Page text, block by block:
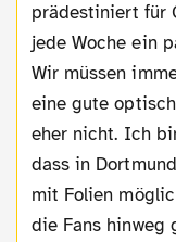
prädestiniert für
jede Woche ein
Wir müssen
eine gute
eher nicht. Ich
dass in
mit Folien
die Fans hinweg